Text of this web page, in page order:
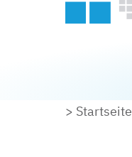
> Startseite